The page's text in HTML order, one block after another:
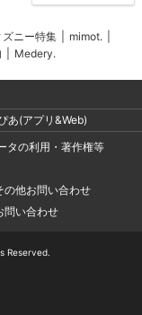
ズニー特集 mimot.
Medery.
あ(アプリ&Web)
タの利用・著作権等
の他お問い合わせ
問い合わせ
Reserved.